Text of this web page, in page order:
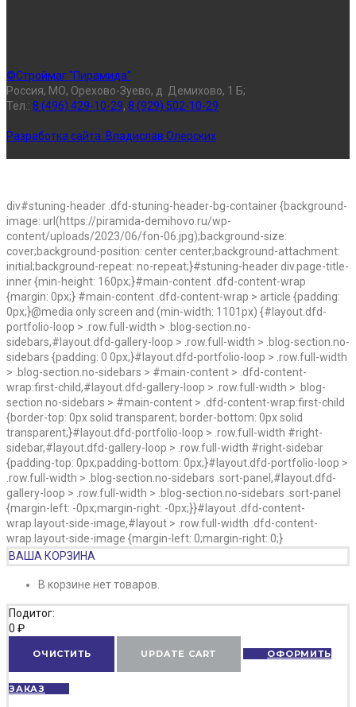
©Строймаг "Пирамида"
Россия, МО, Орехово-Зуево, д. Демихово, 1 Б;
Тел.: 8 (496) 429-10-29, 8 (929) 502-10-29
Разработка сайта: Владислав Олерских
div#stuning-header .dfd-stuning-header-bg-container {background-
image: url(https://piramida-demihovo.ru/wp-
content/uploads/2023/06/fon-06.jpg);background-size:
cover;background-position: center center;background-attachment:
initial;background-repeat: no-repeat;}#stuning-header div.page-title-
inner {min-height: 160px;}#main-content .dfd-content-wrap
{margin: 0px;} #main-content .dfd-content-wrap > article {padding:
0px;}@media only screen and (min-width: 1101px) {#layout.dfd-
portfolio-loop > .row.full-width > .blog-section.no-
sidebars,#layout.dfd-gallery-loop > .row.full-width > .blog-section.no-
sidebars {padding: 0 0px;}#layout.dfd-portfolio-loop > .row.full-width
> .blog-section.no-sidebars > #main-content > .dfd-content-
wrap:first-child,#layout.dfd-gallery-loop > .row.full-width > .blog-
section.no-sidebars > #main-content > .dfd-content-wrap:first-child
{border-top: 0px solid transparent; border-bottom: 0px solid
transparent;}#layout.dfd-portfolio-loop > .row.full-width #right-
sidebar,#layout.dfd-gallery-loop > .row.full-width #right-sidebar
{padding-top: 0px;padding-bottom: 0px;}#layout.dfd-portfolio-loop >
.row.full-width > .blog-section.no-sidebars .sort-panel,#layout.dfd-
gallery-loop > .row.full-width > .blog-section.no-sidebars .sort-panel
{margin-left: -0px;margin-right: -0px;}}#layout .dfd-content-
wrap.layout-side-image,#layout > .row.full-width .dfd-content-
wrap.layout-side-image {margin-left: 0;margin-right: 0;}
ВАША КОРЗИНА
В корзине нет товаров.
Подитог:
0 ₽
ОЧИСТИТЬ UPDATE CART ОФОРМИТЬ
ЗАКАЗ